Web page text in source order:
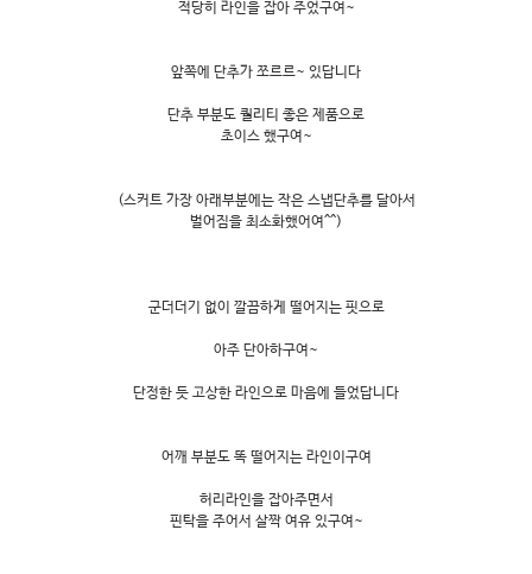
적당히 라인을 잡아 주었구여~
앞쪽에 단추가 쪼르르~ 있답니다
단추 부분도 퀄리티 좋은 제품으로
초이스 했구여~
(스커트 가장 아래부분에는 작은 스냅단추를 달아서
벌어짐을 최소화했어여^^)
군더더기 없이 깔끔하게 떨어지는 핏으로
아주 단아하구여~
단정한 듯 고상한 라인으로 마음에 들었답니다
어깨 부분도 똑 떨어지는 라인이구여
허리라인을 잡아주면서
핀탁을 주어서 살짝 여유 있구여~